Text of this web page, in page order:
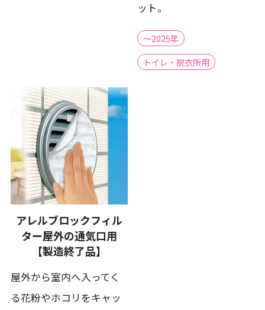
ット。
～2025年
トイレ・脱衣所用
アレルブロックフィル
ター屋外の通気口用
【製造終了品】
屋外から室内へ入ってく
る花粉やホコリをキャッ